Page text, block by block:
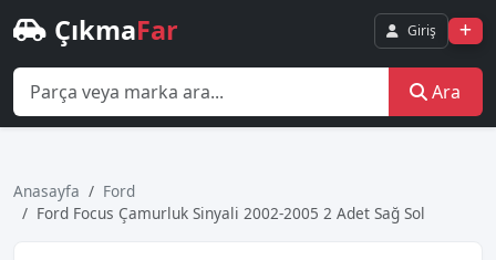
ÇıkmaFar Giriş
Ara
Anasayfa
Ford
Ford Focus Çamurluk Sinyali 2002-2005 2 Adet Sağ Sol